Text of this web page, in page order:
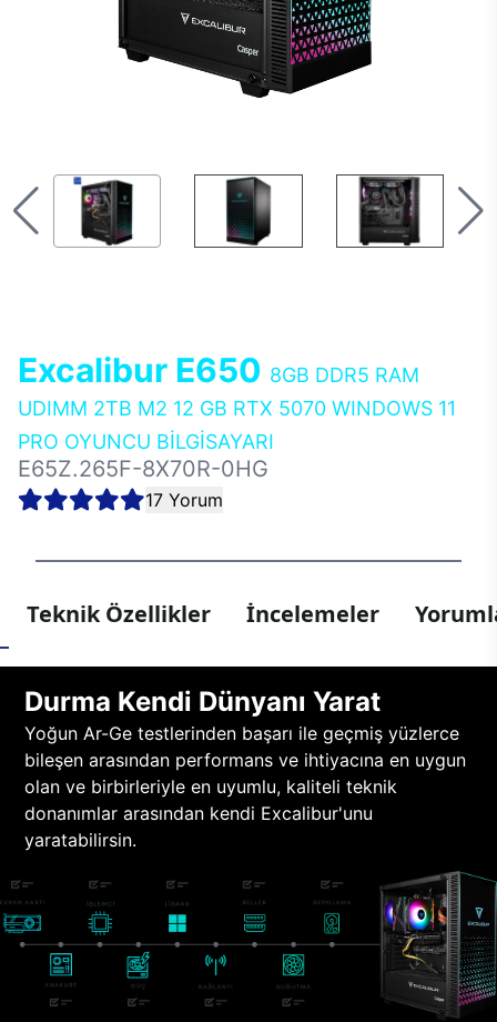
Excalibur E650 8GB DDR5 RAM
UDIMM 2TB M2 12 GB RTX 5070 WINDOWS 11
PRO OYUNCU BİLGİSAYARI
E65Z.265F-8X70R-0HG
17 Yorum
Teknik Özellikler İncelemeler
Durma Kendi Dünyanı Yarat
Yoğun Ar-Ge testlerinden başarı ile geçmiş yüzlerce
bileşen arasından performans ve ihtiyacına en uygun
olan ve birbirleriyle en uyumlu, kaliteli teknik
donanımlar arasından kendi Excalibur'unu
yaratabilirsin.